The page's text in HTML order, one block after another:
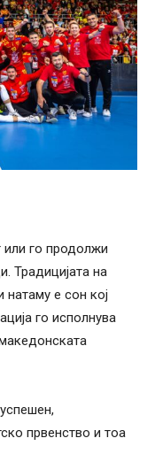
или го продолжи
Традицијата на
натаму е сон кој
го исполнува
првенство и тоа